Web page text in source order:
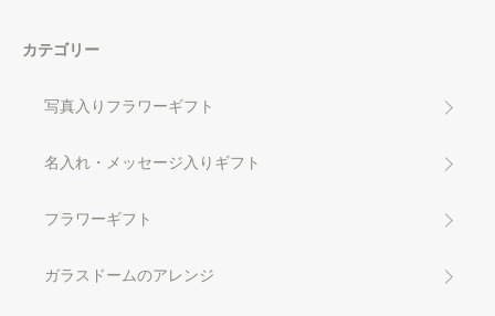
カテゴリー
写真入りフラワーギフト
名入れ・メッセージ入りギフト
フラワーギフト
ガラスドームのアレンジ